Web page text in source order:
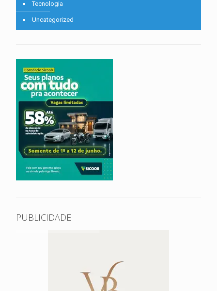
Tecnologia
Uncategorized
PUBLICIDADE